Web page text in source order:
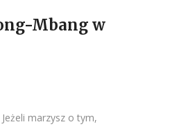
Mbang w
marzysz o tym,